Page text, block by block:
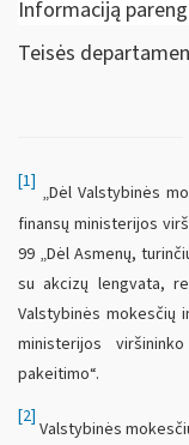
Informaciją
Teisės
[1]
„Dėl Valstybinės
finansų ministerijos
99 „Dėl Asmenų,
su akcizų lengvata,
Valstybinės mokesčių
ministerijos
pakeitimo“.
[2]
Valstybinės